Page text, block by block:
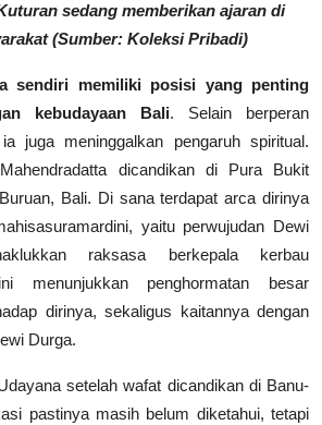
sedang memberikan ajaran di
(Sumber: Koleksi Pribadi)
sendiri memiliki posisi yang penting
kebudayaan Bali. Selain berperan
juga meninggalkan pengaruh spiritual.
dicandikan di Pura Bukit
Bali. Di sana terdapat arca dirinya
yaitu perwujudan Dewi
raksasa berkepala kerbau
menunjukkan penghormatan besar
dirinya, sekaligus kaitannya dengan
Durga.
setelah wafat dicandikan di Banu-
pastinya masih belum diketahui, tetapi